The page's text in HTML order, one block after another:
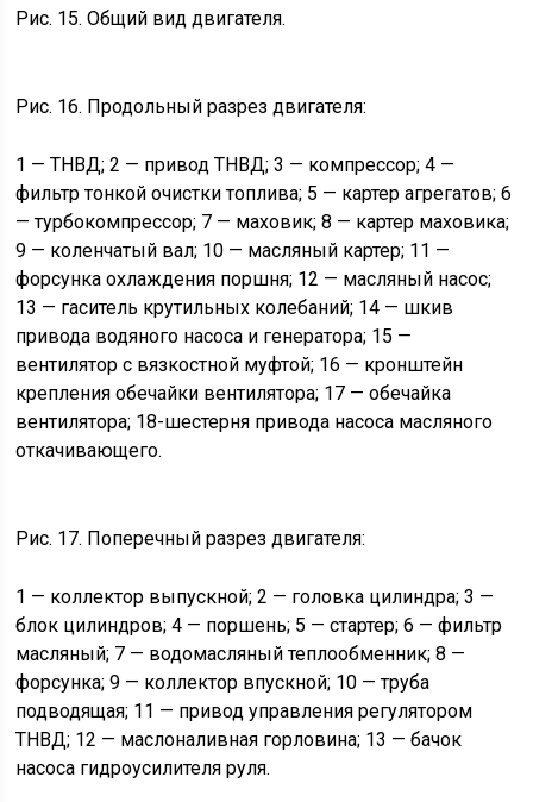
Рис. 15. Общий вид двигателя.
Рис. 16. Продольный разрез двигателя:
1 — ТНВД; 2 — привод ТНВД; 3 — компрессор; 4 —
фильтр тонкой очистки топлива; 5 — картер агрегатов; 6
— турбокомпрессор; 7 — маховик; 8 — картер маховика;
9 — коленчатый вал; 10 — масляный картер; 11 —
форсунка охлаждения поршня; 12 — масляный насос;
13 — гаситель крутильных колебаний; 14 — шкив
привода водяного насоса и генератора; 15 —
вентилятор с вязкостной муфтой; 16 — кронштейн
крепления обечайки вентилятора; 17 — обечайка
вентилятора; 18-шестерня привода насоса масляного
откачивающего.
Рис. 17. Поперечный разрез двигателя:
1 — коллектор выпускной; 2 — головка цилиндра; 3 —
блок цилиндров; 4 — поршень; 5 — стартер; 6 — фильтр
масляный; 7 — водомасляный теплообменник; 8 —
форсунка; 9 — коллектор впускной; 10 — труба
подводящая; 11 — привод управления регулятором
ТНВД; 12 — маслоналивная горловина; 13 — бачок
насоса гидроусилителя руля.